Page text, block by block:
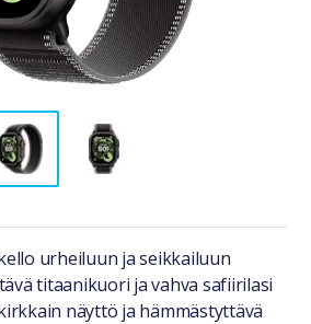
urheiluun ja seikkailuun
titaanikuori ja vahva safiirilasi
näyttö ja hämmästyttävä